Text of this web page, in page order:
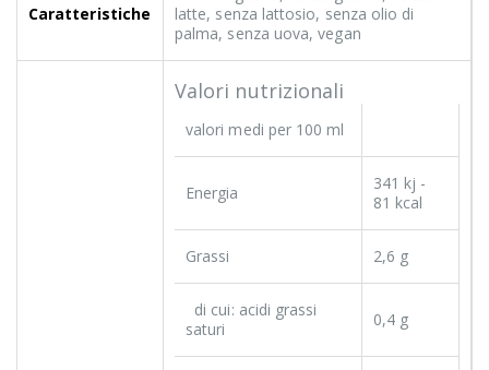
Caratteristiche
latte, senza lattosio, senza olio di
palma, senza uova, vegan
Valori nutrizionali
valori medi per 100 ml
Energia
341 kj -
81 kcal
Grassi 2,6 g
di cui: acidi grassi
saturi
0,4 g